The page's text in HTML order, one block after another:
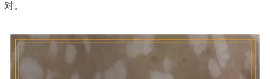
对。